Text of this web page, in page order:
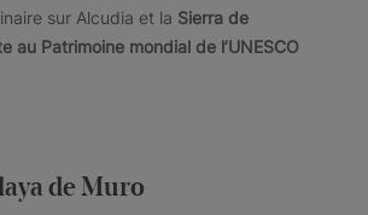
sur Alcudia et la Sierra de
au Patrimoine mondial de l’UNESCO
de Muro